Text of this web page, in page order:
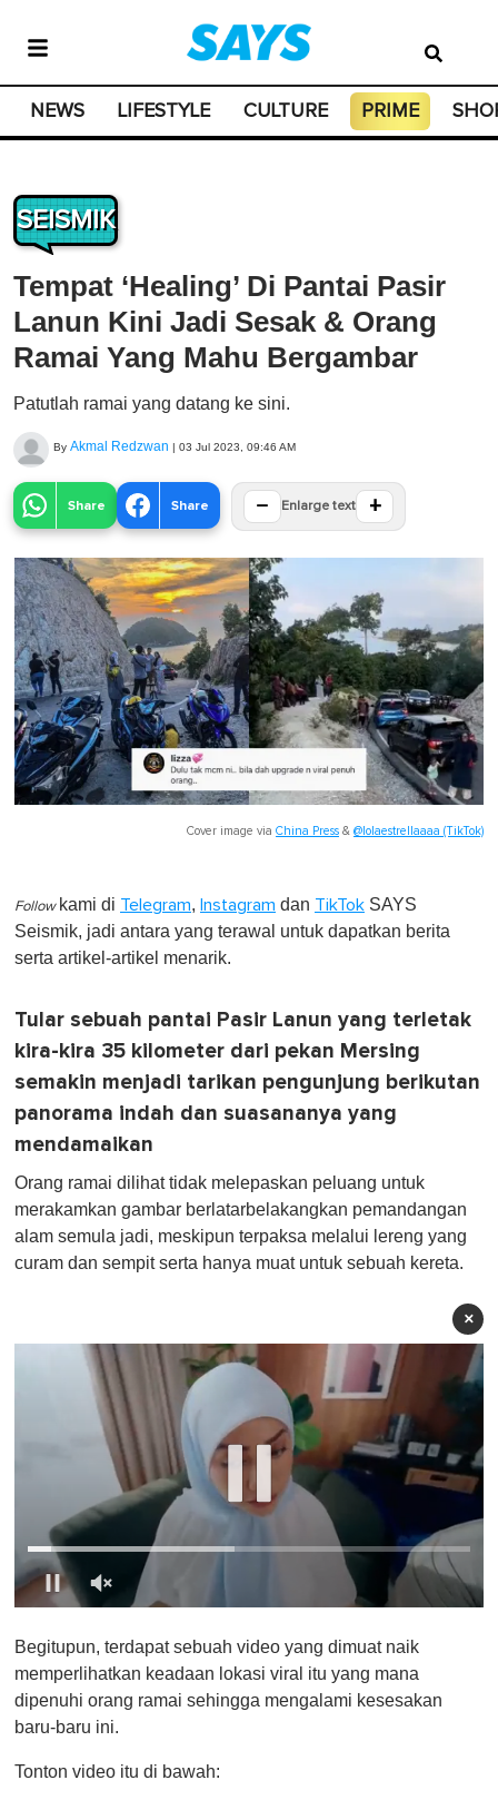
NEWS LIFESTYLE CULTURE PRIME
SEISMIK
Tempat ‘Healing’ Di Pantai Pasir
Lanun Kini Jadi Sesak & Orang
Ramai Yang Mahu Bergambar
Patutlah ramai yang datang ke sini.
By Akmal Redzwan | 03 Jul 2023, 09:46 AM
Share Share − Enlarge text +
Cover image via China Press & @lolaestrellaaaa (TikTok)
Follow kami di Telegram, Instagram dan TikTok SAYS
Seismik, jadi antara yang terawal untuk dapatkan berita
serta artikel-artikel menarik.
Tular sebuah pantai Pasir Lanun yang terletak
kira-kira 35 kilometer dari pekan Mersing
semakin menjadi tarikan pengunjung berikutan
panorama indah dan suasananya yang
mendamaikan
Orang ramai dilihat tidak melepaskan peluang untuk
merakamkan gambar berlatarbelakangkan pemandangan
alam semula jadi, meskipun terpaksa melalui lereng yang
curam dan sempit serta hanya muat untuk sebuah kereta.
×
f
1
i
n
e
Begitupun, terdapat sebuah video yang dimuat naik
memperlihatkan keadaan lokasi viral itu yang mana
dipenuhi orang ramai sehingga mengalami kesesakan
baru-baru ini.
Tonton video itu di bawah: